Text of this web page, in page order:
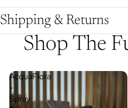
Shipping & Returns
Shop The
AcquaFlora
-
Spray